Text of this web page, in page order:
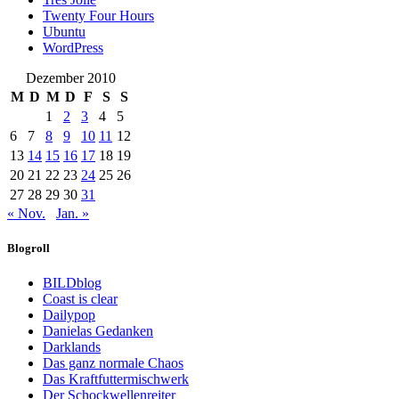
Twenty Four Hours
Ubuntu
WordPress
Dezember 2010
M D M D F S
S
1
2 3 4
5
6
7 8 9 10 11 12
13 14 15 16 17 18 19
20 21 22 23 24 25 26
27 28 29 30 31
« Nov.
Jan. »
Blogroll
BILDblog
Coast is clear
Dailypop
Danielas Gedanken
Darklands
Das ganz normale Chaos
Das Kraftfuttermischwerk
Der Schockwellenreiter